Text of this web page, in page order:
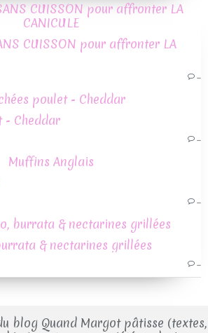
CUISSON pour affronter LA
CANICULE
…
poulet - Cheddar
…
Muffins Anglais
…
burrata & nectarines grillées
…
blog Quand Margot pâtisse (textes,